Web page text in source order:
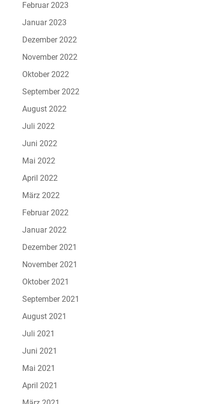
Februar 2023
Januar 2023
Dezember 2022
November 2022
Oktober 2022
September 2022
August 2022
Juli 2022
Juni 2022
Mai 2022
April 2022
März 2022
Februar 2022
Januar 2022
Dezember 2021
November 2021
Oktober 2021
September 2021
August 2021
Juli 2021
Juni 2021
Mai 2021
April 2021